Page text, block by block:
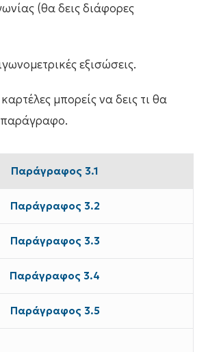
(θα δεις διάφορες
εξισώσεις.
μπορείς να δεις τι θα
παράγραφο.
Παράγραφος 3.1
Παράγραφος 3.2
Παράγραφος 3.3
Παράγραφος 3.4
Παράγραφος 3.5